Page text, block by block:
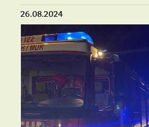
26.08.2024